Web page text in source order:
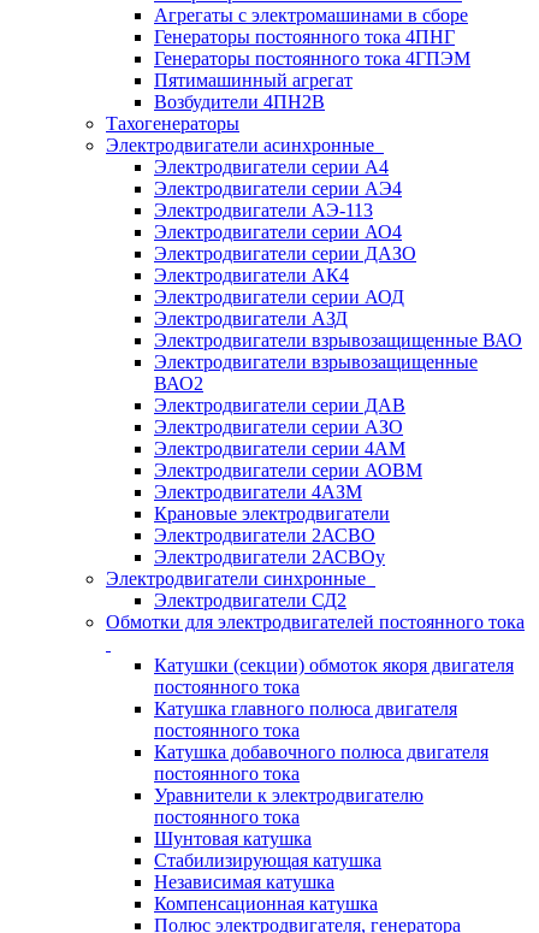
Агрегаты с электромашинами в сборе
Генераторы постоянного тока 4ПНГ
Генераторы постоянного тока 4ГПЭМ
Пятимашинный агрегат
Возбудители 4ПН2В
Тахогенераторы
Электродвигатели асинхронные
Электродвигатели серии А4
Электродвигатели серии АЭ4
Электродвигатели АЭ-113
Электродвигатели серии АО4
Электродвигатели серии ДАЗО
Электродвигатели АК4
Электродвигатели серии АОД
Электродвигатели АЗД
Электродвигатели взрывозащищенные ВАО
Электродвигатели взрывозащищенные
ВАО2
Электродвигатели серии ДАВ
Электродвигатели серии АЗО
Электродвигатели серии 4АМ
Электродвигатели серии АОВМ
Электродвигатели 4АЗМ
Крановые электродвигатели
Электродвигатели 2АСВО
Электродвигатели 2АСВОу
Электродвигатели синхронные
Электродвигатели СД2
Обмотки для электродвигателей постоянного тока
Катушки (секции) обмоток якоря двигателя
постоянного тока
Катушка главного полюса двигателя
постоянного тока
Катушка добавочного полюса двигателя
постоянного тока
Уравнители к электродвигателю
постоянного тока
Шунтовая катушка
Стабилизирующая катушка
Независимая катушка
Компенсационная катушка
Полюс электродвигателя, генератора